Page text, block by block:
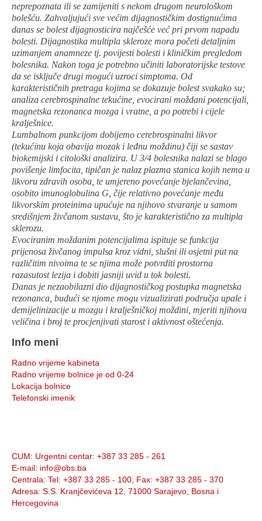
neprepoznata ili se zamijeniti s nekom drugom neurološkom
bolešću. Zahvaljujući sve većim dijagnostičkim dostignućima
danas se bolest dijagnosticira najčešće već pri prvom napadu
bolesti. Dijagnostika multipla skleroze mora početi detaljnim
uzimanjem anamneze tj. povijesti bolesti i kliničkim pregledom
bolesnika. Nakon toga je potrebno učiniti laboratorijske testove
da se isključe drugi mogući uzroci simptoma. Od
karakterističnih pretraga kojima se dokazuje bolest svakako su;
analiza cerebrospinalne tekućine, evocirani moždani potencijali,
magnetska rezonanca mozga i vratne, a po potrebi i cijele
kralješnice.
Lumbalnom punkcijom dobijemo cerebrospinalni likvor
(tekućinu koja obavija mozak i leđnu moždinu) čiji se sastav
biokemijski i citološki analizira. U 3/4 bolesnika nalazi se blago
povišenje limfocita, tipičan je nalaz plazma stanica kojih nema u
likvoru zdravih osoba, te umjereno povećanje bjelančevina,
osobito imunoglobulina G, čije relativno povećanje među
likvorskim proteinima upućuje na njihovo stvaranje u samom
središnjem živčanom sustavu, što je karakteristično za multipla
sklerozu.
Evociranim moždanim potencijalima ispituje se funkcija
prijenosa živčanog impulsa kroz vidni, slušni ili osjetni put na
različitim nivoima te se njima može potvrditi prostorna
razasutost lezija i dobiti jasniji uvid u tok bolesti.
Danas je nezaobilazni dio dijagnostičkog postupka magnetska
rezonanca, budući se njome mogu vizualizirati područja upale i
demijelinizacije u mozgu i kralješničkoj moždini, mjeriti njihova
veličina i broj te procjenjivati starost i aktivnost oštećenja.
Info meni
Radno vrijeme kabineta
Radno vrijeme bolnice je od 0-24
Lokacija bolnice
Telefonski imenik
CUM: Urgentni centar: +387 33 285 - 261
E-mail: info@obs.ba
Centrala: Tel: +387 33 285 - 100, Fax: +387 33 285 - 370
Adresa: S.S. Kranjčevićeva 12, 71000 Sarajevo, Bosna i
Hercegovina